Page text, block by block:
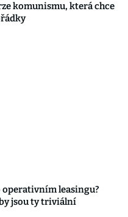
komunismu, která chce
operativním leasingu?
jsou ty triviální